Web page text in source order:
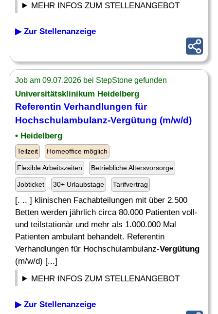
MEHR INFOS ZUM STELLENANGEBOT
▶ Zur Stellenanzeige
Job am 09.07.2026 bei StepStone gefunden
Universitätsklinikum Heidelberg
Referentin Verhandlungen für
Hochschulambulanz-Vergütung (m/w/d)
• Heidelberg
Teilzeit Homeoffice möglich
Flexible Arbeitszeiten Betriebliche Altersvorsorge
Jobticket 30+ Urlaubstage Tarifvertrag
[. .. ] klinischen Fachabteilungen mit über 2.500
Betten werden jährlich circa 80.000 Patienten voll-
und teilstationär und mehr als 1.000.000 Mal
Patienten ambulant behandelt. Referentin
Verhandlungen für Hochschulambulanz-Vergütung
(m/w/d) [...]
MEHR INFOS ZUM STELLENANGEBOT
▶ Zur Stellenanzeige